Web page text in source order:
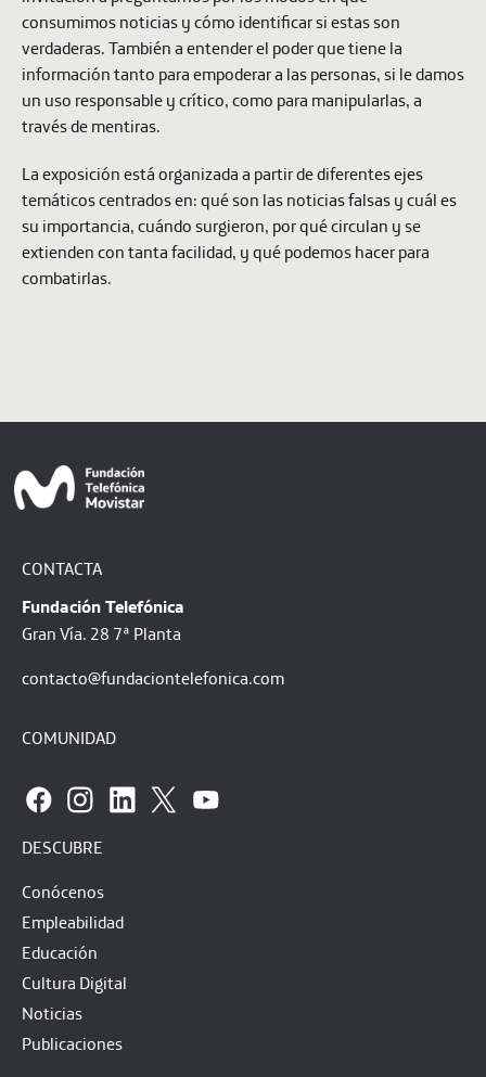
consumimos noticias y cómo identificar si estas son
verdaderas. También a entender el poder que tiene la
información tanto para empoderar a las personas, si le damos
un uso responsable y crítico, como para manipularlas, a
través de mentiras.
La exposición está organizada a partir de diferentes ejes
temáticos centrados en: qué son las noticias falsas y cuál es
su importancia, cuándo surgieron, por qué circulan y se
extienden con tanta facilidad, y qué podemos hacer para
combatirlas.
CONTACTA
Fundación Telefónica
Gran Vía. 28 7ª Planta
contacto@fundaciontelefonica.com
COMUNIDAD
DESCUBRE
Conócenos
Empleabilidad
Educación
Cultura Digital
Noticias
Publicaciones